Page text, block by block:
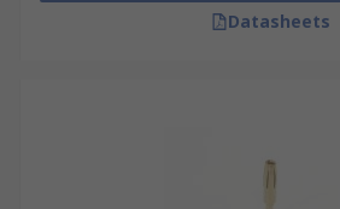
Datasheets